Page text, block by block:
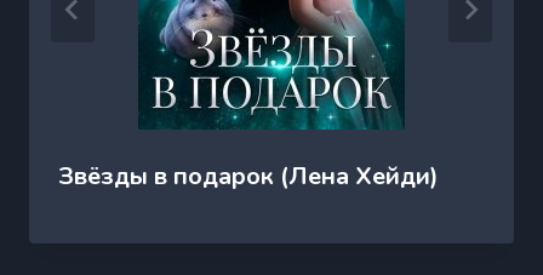
Звёзды в подарок (Лена Хейди)